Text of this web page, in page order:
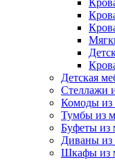
Детская
Стеллажи
Комоды из
Тумбы из
Буфеты из
Диваны из
Шкафы из